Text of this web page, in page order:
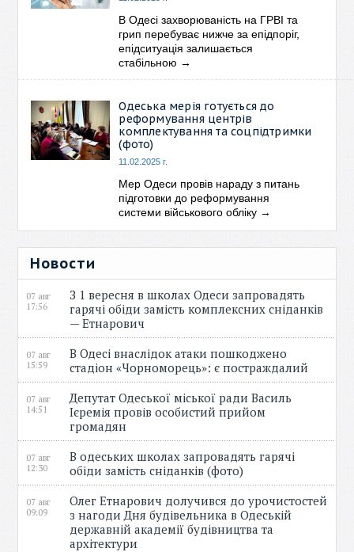
В Одесі захворюваність на ГРВІ та
грип перебуває нижче за епідпоріг,
епідситуація залишається
стабільною →
Одеська мерія готується до
реформування центрів
комплектування та соцпідтримки
(фото)
11.02.2025 г.
Мер Одеси провів нараду з питань
підготовки до реформування
системи військового обліку →
Новости
07 авг
17:56
З 1 вересня в школах Одеси запровадять
гарячі обіди замість комплексних сніданків
— Етнарович
07 авг
15:59
В Одесі внаслідок атаки пошкоджено
стадіон «Чорноморець»: є постраждалий
07 авг
14:51
Депутат Одеської міської ради Василь
Ієремія провів особистий прийом
громадян
07 авг
12:30
В одеських школах запровадять гарячі
обіди замість сніданків (фото)
07 авг
09:09
Олег Етнарович долучився до урочистостей
з нагоди Дня будівельника в Одеській
державній академії будівництва та
архітектури